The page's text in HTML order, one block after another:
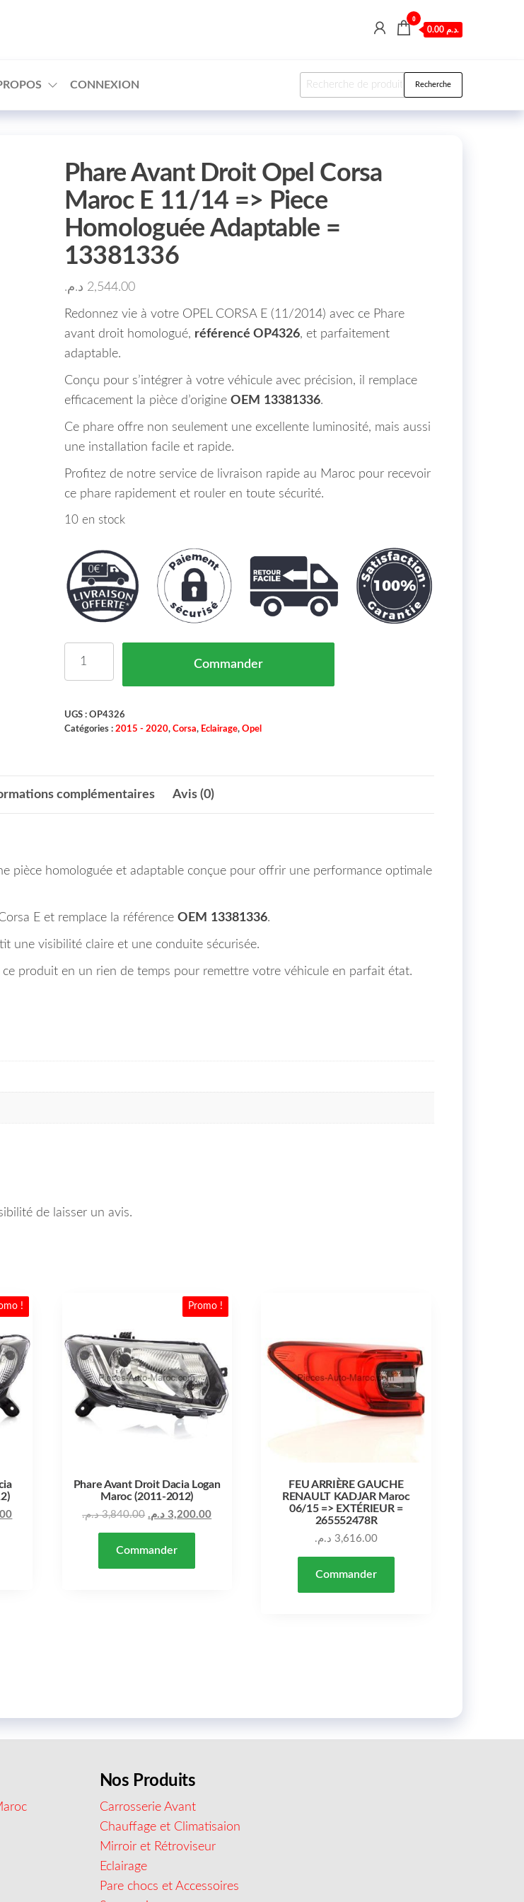
0
0.00 د.م.
CONNEXION Recherche pour : Recherche
Phare Avant Droit Opel Corsa
Maroc E 11/14 => Piece
Homologuée Adaptable =
13381336
2,544.00 د.م.
Redonnez vie à votre OPEL CORSA E (11/2014) avec ce Phare
avant droit homologué, référencé OP4326, et parfaitement
adaptable.
Conçu pour s’intégrer à votre véhicule avec précision, il remplace
efficacement la pièce d’origine OEM 13381336.
Ce phare offre non seulement une excellente luminosité, mais aussi
une installation facile et rapide.
Profitez de notre service de livraison rapide au Maroc pour recevoir
ce phare rapidement et rouler en toute sécurité.
10 en stock
Commander
UGS : OP4326
Catégories : 2015 - 2020, Corsa, Eclairage, Opel
complémentaires Avis (0)
pièce homologuée et adaptable conçue pour offrir une performance optimale
E et remplace la référence OEM 13381336.
une visibilité claire et une conduite sécurisée.
produit en un rien de temps pour remettre votre véhicule en parfait état.
de laisser un avis.
!
Le prix initial était : 3,840.00 د.م.. Le prix actuel est : 3,200.00 د.م..
Promo !
Phare Avant Droit Dacia Logan
Maroc (2011-2012)
3,840.00 د.م. Le prix initial était : 3,840.00 د.م.. 3,200.00 د.م. Le prix actuel est : 3,200.00 د.م..
Commander
FEU ARRIÈRE GAUCHE
RENAULT KADJAR Maroc
06/15 => EXTÉRIEUR =
265552478R
3,616.00 د.م.
Commander
Nos Produits
Carrosserie Avant
Chauffage et Climatisaion
Mirroir et Rétroviseur
Eclairage
Pare chocs et Accessoires